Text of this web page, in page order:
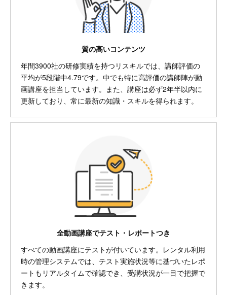
質の高いコンテンツ
年間3900社の研修実績を持つリスキルでは、講師評価の
平均が5段階中4.79です。中でも特に高評価の講師陣が動
画講座を担当しています。また、講座は必ず2年半以内に
更新しており、常に最新の知識・スキルを得られます。
全動画講座でテスト・レポートつき
すべての動画講座にテストが付いています。レンタル利用
時の管理システムでは、テスト実施状況等に基づいたレポ
ートもリアルタイムで確認でき、受講状況が一目で把握で
きます。